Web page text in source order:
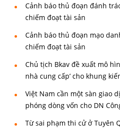
Cảnh báo thủ đoạn đánh
chiếm đoạt tài sản
Cảnh báo thủ đoạn mạo
chiếm đoạt tài sản
Chủ tịch Bkav đề xuất mô
nhà cung cấp’ cho khung
Việt Nam cần một sàn giao
phóng dòng vốn cho DN
Từ sai phạm thi cử ở Tuyên